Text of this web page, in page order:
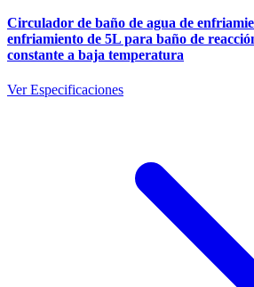
Circulador de baño de agua de
enfriamiento de 5L para baño de
constante a baja temperatura
Ver Especificaciones